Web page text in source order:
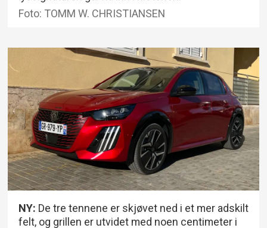
Foto: TOMM W. CHRISTIANSEN
NY: De tre tennene er skjøvet ned i et mer adskilt
felt, og grillen er utvidet med noen centimeter i